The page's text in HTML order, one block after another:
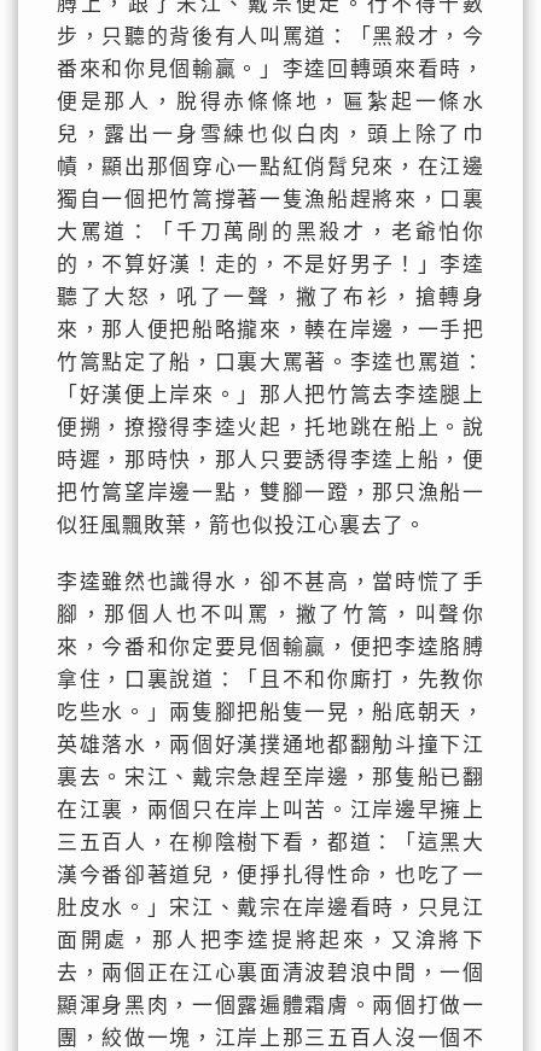
步，只聽的背後有人叫罵道：「黑殺才，今
番來和你見個輸贏。」李逵回轉頭來看時，
便是那人，脫得赤條條地，匾紮起一條水
兒，露出一身雪練也似白肉，頭上除了巾
幘，顯出那個穿心一點紅俏髾兒來，在江邊
獨自一個把竹篙撐著一隻漁船趕將來，口裏
大罵道：「千刀萬剮的黑殺才，老爺怕你
的，不算好漢！走的，不是好男子！」李逵
聽了大怒，吼了一聲，撇了布衫，搶轉身
來，那人便把船略攏來，輳在岸邊，一手把
竹篙點定了船，口裏大罵著。李逵也罵道：
「好漢便上岸來。」那人把竹篙去李逵腿上
便搠，撩撥得李逵火起，托地跳在船上。說
時遲，那時快，那人只要誘得李逵上船，便
把竹篙望岸邊一點，雙腳一蹬，那只漁船一
似狂風飄敗葉，箭也似投江心裏去了。
李逵雖然也識得水，卻不甚高，當時慌了手
腳，那個人也不叫罵，撇了竹篙，叫聲你
來，今番和你定要見個輸贏，便把李逵胳膊
拿住，口裏說道：「且不和你廝打，先教你
吃些水。」兩隻腳把船隻一晃，船底朝天，
英雄落水，兩個好漢撲通地都翻觔斗撞下江
裏去。宋江、戴宗急趕至岸邊，那隻船已翻
在江裏，兩個只在岸上叫苦。江岸邊早擁上
三五百人，在柳陰樹下看，都道：「這黑大
漢今番卻著道兒，便掙扎得性命，也吃了一
肚皮水。」宋江、戴宗在岸邊看時，只見江
面開處，那人把李逵提將起來，又渰將下
去，兩個正在江心裏面清波碧浪中間，一個
顯渾身黑肉，一個露遍體霜膚。兩個打做一
團，絞做一塊，江岸上那三五百人沒一個不